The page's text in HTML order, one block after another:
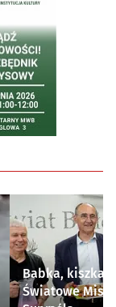
Babka, kiszka i
Światowe